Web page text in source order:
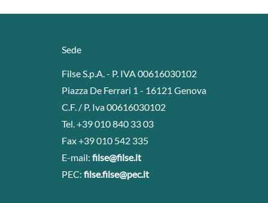
Sede
Filse S.p.A. - P. IVA 00616030102
Piazza De Ferrari 1 - 16121 Genova
C.F. / P. Iva 00616030102
Tel. +39 010 840 33 03
Fax +39 010 542 335
E-mail: filse@filse.it
PEC: filse.filse@pec.it